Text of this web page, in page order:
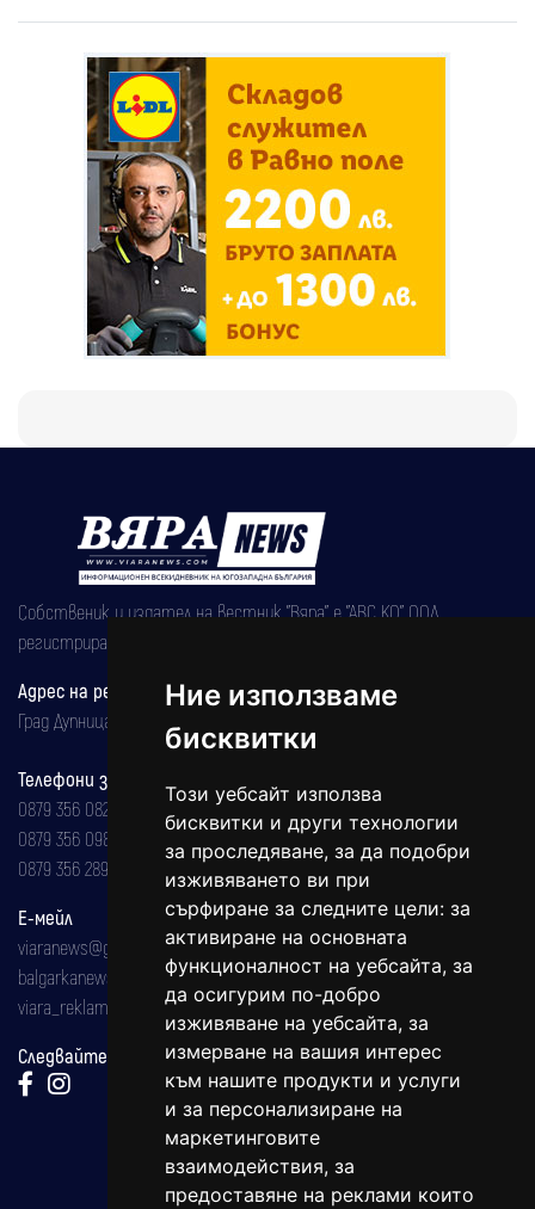
Ние използваме
бисквитки
Този уебсайт използва
бисквитки и други технологии
за проследяване, за да подобри
изживяването ви при
сърфиране за следните цели: за
активиране на основната
функционалност на уебсайта, за
да осигурим по-добро
изживяване на уебсайта, за
измерване на вашия интерес
към нашите продукти и услуги
и за персонализиране на
маркетинговите
взаимодействия, за
предоставяне на реклами които
Собственик и издател на вестник "Вяра" е "АВС КО" ООД,
регистрирана на 08.05.2002 година.
Адрес на редакцията
Град Дупница, ул.''Христо Ботев" 43
Телефони за реклама и абонаменти
0879 356 082
0879 356 098
0879 356 289
Е-мейл
viaranews@gmail.com
balgarkanews@gmail.com
viara_reklama@mail.bg
Следвайте ни: